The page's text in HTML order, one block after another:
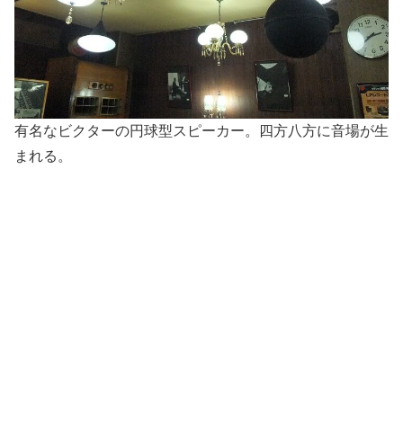
有名なビクターの円球型スピーカー。四方八方に音場が生
まれる。